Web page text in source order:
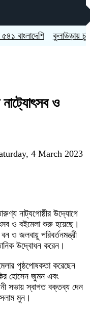
কুলাউড়ায় চুরির
নাট্যোৎসব ও
4 March 2023
নাট্যগোষ্ঠীর উদ্যোগে
ও বইমেলা শুরু হয়েছে।
ও জলবায়ু পরিবর্তনমন্ত্রী
উদ্বোধন করেন।
পৃষ্ঠপোষকতা করেছেন
হোসেন জুমন এবং
সভায় স্বাগত বক্তব্য দেন
মুন।